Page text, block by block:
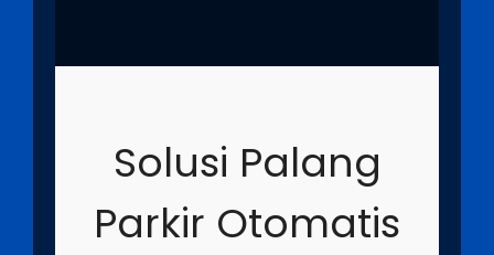
Solusi Palang
Parkir Otomatis